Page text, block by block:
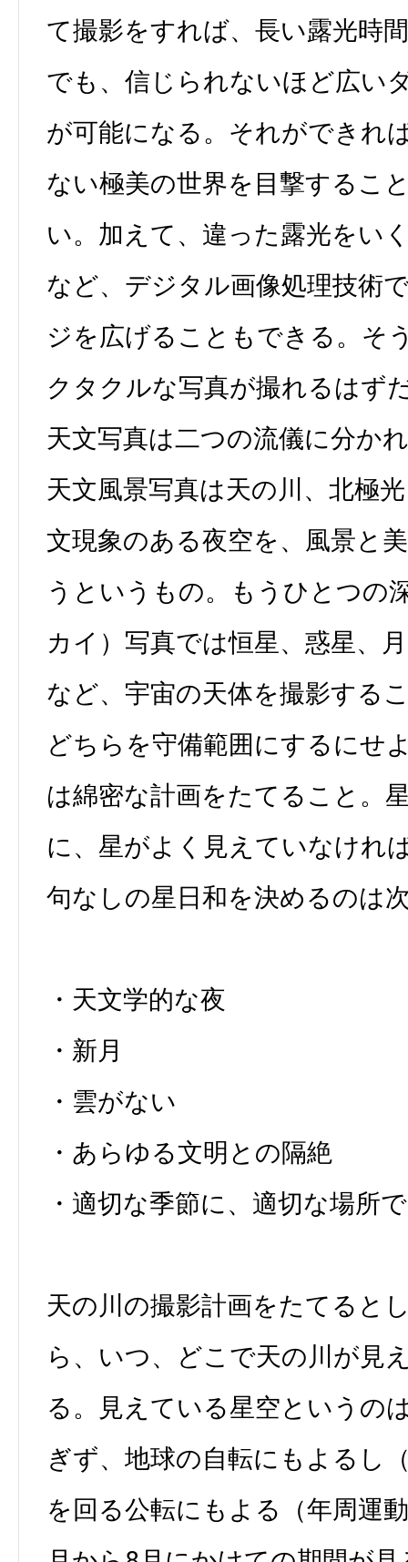
て撮影をすれば、長い露光時
でも、信じられないほど広い
が可能になる。それができれ
ない極美の世界を目撃するこ
い。加えて、違った露光をい
など、デジタル画像処理技術
ジを広げることもできる。そ
クタクルな写真が撮れるはず
天文写真は二つの流儀に分か
天文風景写真は天の川、北極
文現象のある夜空を、風景と
うというもの。もうひとつの
カイ）写真では恒星、惑星、
など、宇宙の天体を撮影する
どちらを守備範囲にするにせ
は綿密な計画をたてること。
に、星がよく見えていなけれ
句なしの星日和を決めるのは
・天文学的な夜
・新月
・雲がない
・あらゆる文明との隔絶
・適切な季節に、適切な場所で
天の川の撮影計画をたてると
ら、いつ、どこで天の川が見
る。見えている星空というの
ぎず、地球の自転にもよるし
を回る公転にもよる（年周運